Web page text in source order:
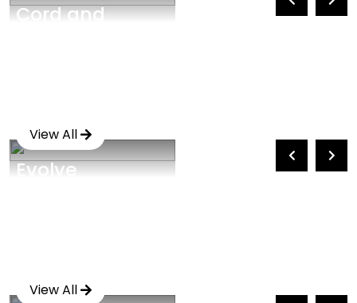
Cord and
Evolve
View All
View All